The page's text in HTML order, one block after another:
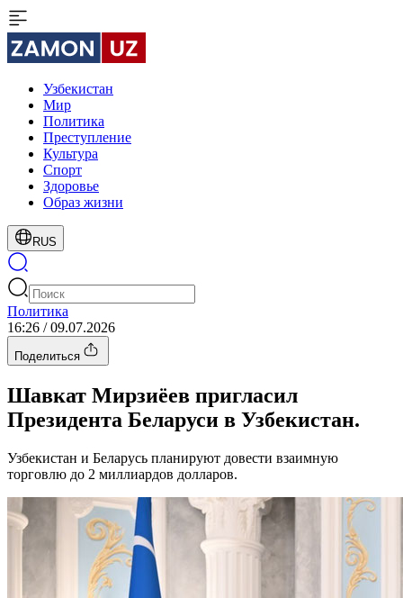
Узбекистан
Мир
Политика
Преступление
Культура
Спорт
Здоровье
Образ жизни
RUS
Политика
16:26 / 09.07.2026
Поделиться
Шавкат Мирзиёев пригласил
Президента Беларуси в Узбекистан.
Узбекистан и Беларусь планируют довести взаимную
торговлю до 2 миллиардов долларов.